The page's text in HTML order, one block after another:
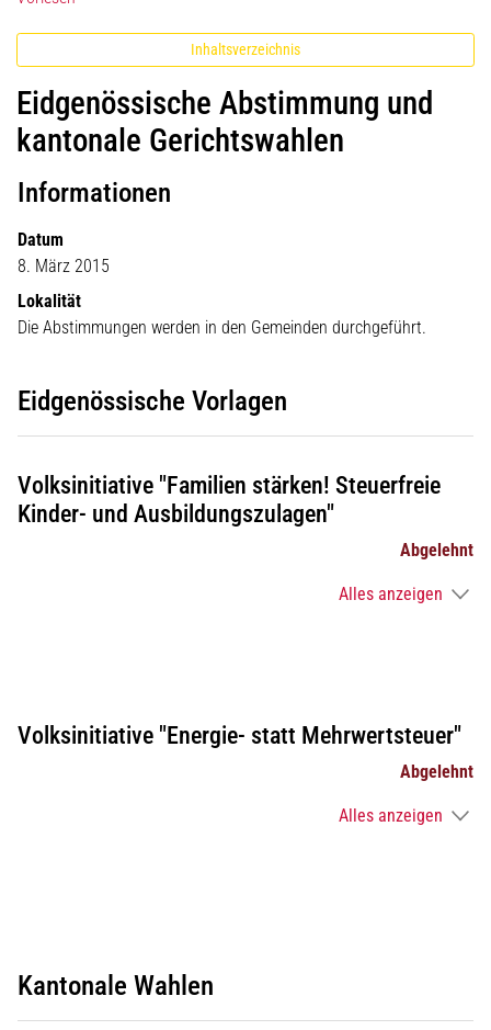
Inhaltsverzeichnis
Eidgenössische Abstimmung und
kantonale Gerichtswahlen
Informationen
Datum
8. März 2015
Lokalität
Die Abstimmungen werden in den Gemeinden durchgeführt.
Eidgenössische Vorlagen
Volksinitiative "Familien stärken! Steuerfreie
Kinder- und Ausbildungszulagen"
Abgelehnt
Alles anzeigen
Volksinitiative "Energie- statt Mehrwertsteuer"
Abgelehnt
Alles anzeigen
Kantonale Wahlen